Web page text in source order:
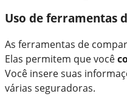
Uso de ferramentas
As ferramentas de
Elas permitem que você
Você insere suas
várias seguradoras.